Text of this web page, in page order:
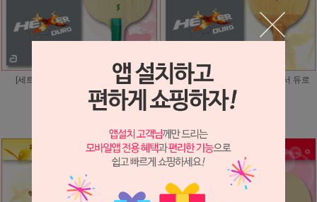
[세트상품] 초·중급세트-① (케이스
증정)
207,000원
[펜홀드 초중급 세트-①] 탄 + 헥서 듀로
(케이스 증정)
114,000원